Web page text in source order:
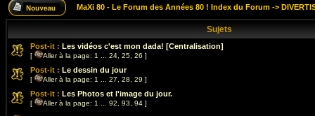
MaXi 80 - Le Forum des Années 80 ! Index du Forum ->
Sujets
Post-it : Les vidéos c'est mon dada! [Centralisation]
[ Aller à la page: 1 24 25 26 ]
Post-it : Le dessin du jour
[ Aller à la page: 1 27 28 29 ]
Post-it : Les Photos et l'image du jour.
[ Aller à la page: 1 92 93 94 ]